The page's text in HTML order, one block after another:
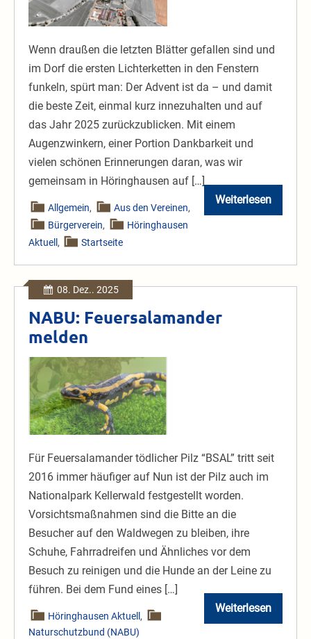
Wenn draußen die letzten Blätter gefallen sind und
im Dorf die ersten Lichterketten in den Fenstern
funkeln, spürt man: Der Advent ist da – und damit
die beste Zeit, einmal kurz innezuhalten und auf
das Jahr 2025 zurückzublicken. Mit einem
Augenzwinkern, einer Portion Dankbarkeit und
vielen schönen Erinnerungen daran, was wir
gemeinsam in Höringhausen auf […]
Weiterlesen
Adventlicher
Rückblick
Allgemein, Aus den Vereinen,
Bürgerverein,
Höringhausen
Aktuell , Startseite
08. Dez.. 2025
NABU: Feuersalamander
melden
NABU:
Feuersalamander
melden
Für Feuersalamander tödlicher Pilz “BSAL” tritt seit
2016 immer häufiger auf Nun ist der Pilz auch im
Nationalpark Kellerwald festgestellt worden.
Vorsichtsmaßnahmen sind die Bitte an die
Besucher auf den Waldwegen zu bleiben, ihre
Schuhe, Fahrradreifen und Ähnliches vor dem
Besuch zu reinigen und die Hunde an der Leine zu
führen. Bei dem Fund eines […]
Weiterlesen
NABU:
Höringhausen Aktuell,
Naturschutzbund (NABU)